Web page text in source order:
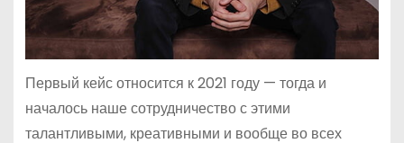
Первый кейс относится к 2021 году — тогда и
началось наше сотрудничество с этими
талантливыми, креативными и вообще во всех